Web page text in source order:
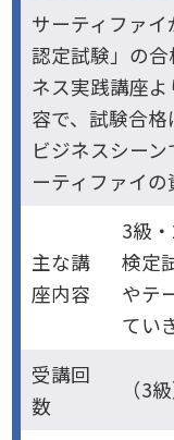
サーティファ
認定試験」の
ネス実践講座
容で、試験合格
ビジネスシー
ーティファイ
主な講
座内容
3級
検定
やテ
てい
受講回
数
（3